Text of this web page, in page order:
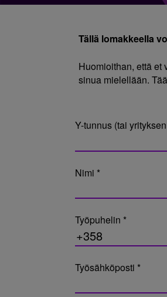
Tällä lomakkeella
Huomioithan, että et
sinua mielellään.
Y-tunnus (tai
Nimi *
Työpuhelin *
Työsähköposti *